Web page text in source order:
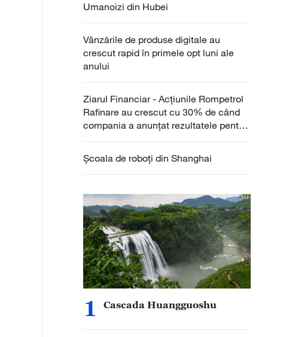
Umanoizi din Hubei
Vânzările de produse digitale au
crescut rapid în primele opt luni ale
anului
Ziarul Financiar - Acţiunile Rompetrol
Rafinare au crescut cu 30% de când
compania a anunţat rezultatele pentru
anul trecut şi a izbucnit războiul din
Școala de roboți din Shanghai
1 Cascada Huangguoshu